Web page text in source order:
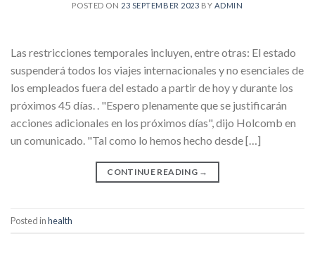
POSTED ON 23 SEPTEMBER 2023 BY ADMIN
Las restricciones temporales incluyen, entre otras: El estado
suspenderá todos los viajes internacionales y no esenciales de
los empleados fuera del estado a partir de hoy y durante los
próximos 45 días. . "Espero plenamente que se justificarán
acciones adicionales en los próximos días", dijo Holcomb en
un comunicado. "Tal como lo hemos hecho desde […]
CONTINUE READING →
Posted inhealth